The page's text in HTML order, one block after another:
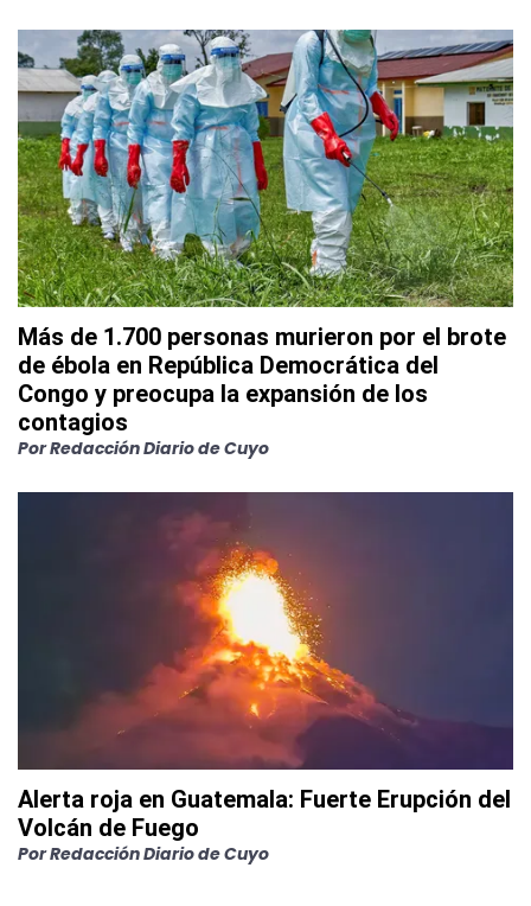
Más de 1.700 personas murieron por el brote
de ébola en República Democrática del
Congo y preocupa la expansión de los
contagios
PorRedacción Diario de Cuyo
Alerta roja en Guatemala: Fuerte Erupción del
Volcán de Fuego
PorRedacción Diario de Cuyo